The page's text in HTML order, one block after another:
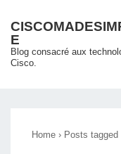
passer
au
contenu
E
Blog consacré aux
Cisco.
Home › Posts tagged